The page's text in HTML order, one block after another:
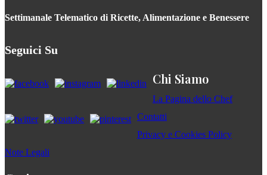
Settimanale Telematico di Ricette, Alimentazione e Benessere
Seguici Su
Chi Siamo
La Pagina dello Chef
Contatti
Privacy e Cookies Policy
Note Legali